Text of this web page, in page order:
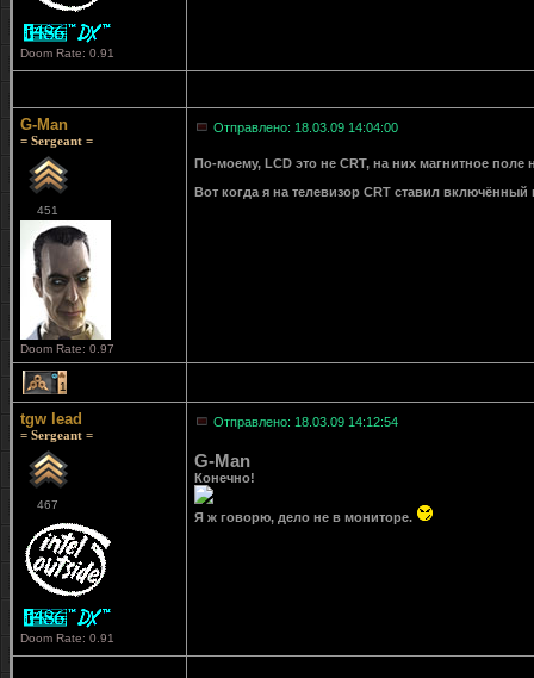
Doom Rate: 0.91
G-Man
= Sergeant =
451
Doom Rate: 0.97
Отправлено: 18.03.09 14:04:00
По-моему, LCD это не CRT, на них магнитное
Вот когда я на телевизор CRT ставил
1
tgw lead
= Sergeant =
467
Doom Rate: 0.91
Отправлено: 18.03.09 14:12:54
G-Man
Конечно!
Я ж говорю, дело не в мониторе.